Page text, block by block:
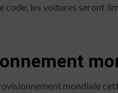
code, les voitures seront
mondiale